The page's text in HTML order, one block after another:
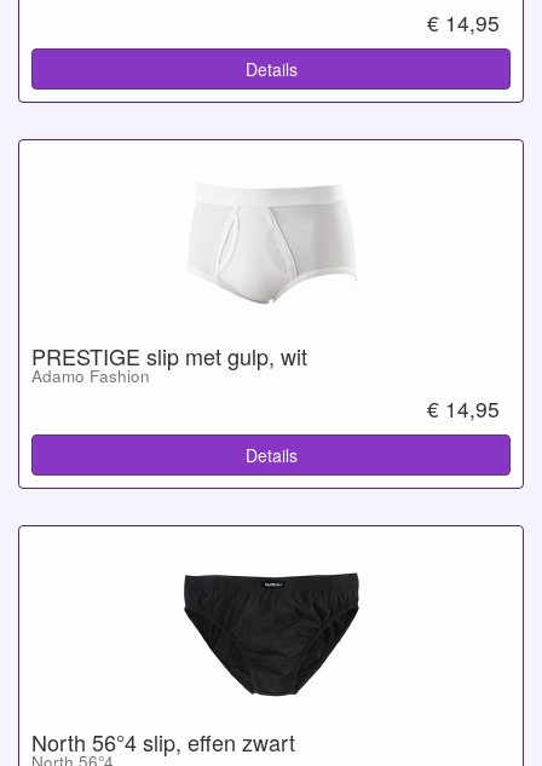
€ 14,95
Details
PRESTIGE slip met gulp, wit
Adamo Fashion
€ 14,95
Details
North 56°4 slip, effen zwart